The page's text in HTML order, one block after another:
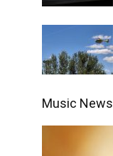
Music News